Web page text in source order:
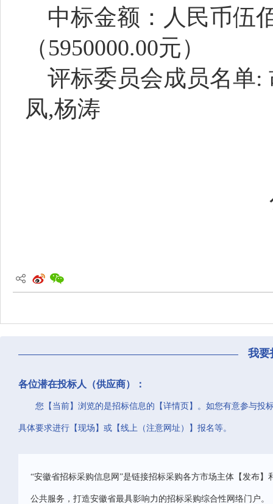
中标金额 ：人民币伍
（5950000.00元）
评标委员会成员名单:
凤,杨涛
我要
各位潜在投标人（供应商）：
您【当前】浏览的是招标信息的【详情页】。如您有意参与投
具体要求进行【现场】或【线上（注意网址）】报名等。
“安徽省招标采购信息网”是链接招标采购各方市场主体【发布
公共服务，打造安徽省最具影响力的招标采购综合性网络门户。